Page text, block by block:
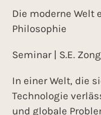
Die moderne
Philosophie
Seminar | S.E.
In einer Welt, die
Technologie
und globale